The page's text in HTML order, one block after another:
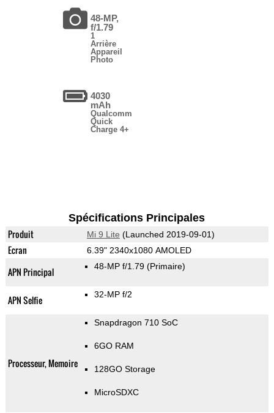
48-MP,
f/1.79
1
Arrière
Appareil
Photo
4030
mAh
Qualcomm
Quick
Charge 4+
Spécifications Principales
Produit Mi 9 Lite (Launched 2019-09-01)
Ecran 6.39" 2340x1080 AMOLED
APN Principal 48-MP f/1.79 (Primaire)
APN Selfie 32-MP f/2
Processeur, Memoire
Snapdragon 710 SoC
6GO RAM
128GO Storage
MicroSDXC